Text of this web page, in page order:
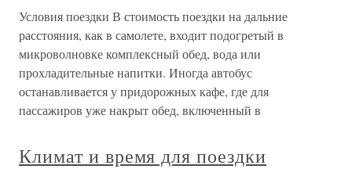
Условия поездки В стоимость поездки на дальние
расстояния, как в самолете, входит подогретый в
микроволновке комплексный обед, вода или
прохладительные напитки. Иногда автобус
останавливается у придорожных кафе, где для
пассажиров уже накрыт обед, включенный в
Климат и время для поездки